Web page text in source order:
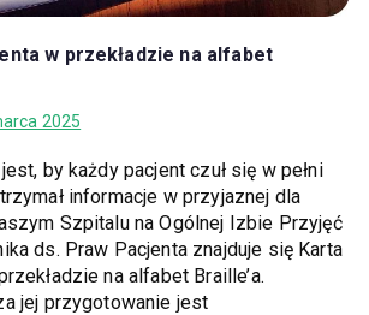
w przekładzie na alfabet
2025
by każdy pacjent czuł się w pełni
informacje w przyjaznej dla
Szpitalu na Ogólnej Izbie Przyjęć
ds. Praw Pacjenta znajduje się Karta
na alfabet Braille’a.
jej przygotowanie jest